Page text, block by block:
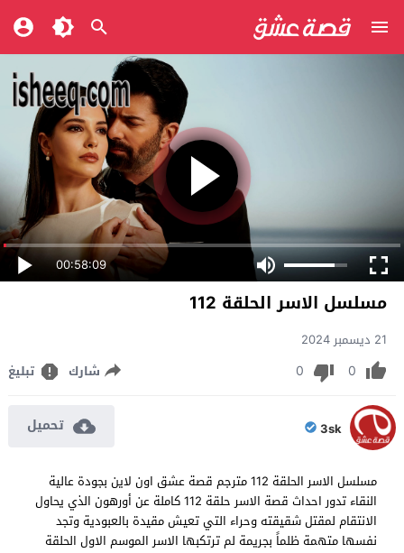
00:58:09
مسلسل الاسر الحلقة 112
21 ديسمبر 2024
0
0 شارك تبليغ
3sk تحميل
مسلسل الاسر الحلقة 112 مترجم قصة عشق اون لاين بجودة عالية
النقاء تدور احداث قصة الاسر حلقة 112 كاملة عن أورهون الذي يحاول
الانتقام لمقتل شقيقته وحراء التي تعيش مقيدة بالعبودية وتجد
نفسها متهمة ظلماً بجريمة لم ترتكبها الاسر الموسم الاول الحلقة